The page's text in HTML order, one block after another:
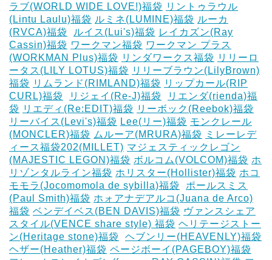
ラブ(WORLD WIDE LOVE!)福袋 リントゥラウル
(Lintu Laulu)福袋 ルミネ(LUMINE)福袋 ルーカ
(RVCA)福袋
ルイス(Lui's)福袋 レイカズン(Ray
Cassin)福袋 ワークマン福袋 ワークマン プラス
(WORKMAN Plus)福袋 リンダワークス福袋 リリーロ
ータス(LILY LOTUS)福袋 リリーブラウン(LilyBrown)
福袋 リムランド(RIMLAND)福袋 リップカール(RIP
CURL)福袋
リジェイ(Re-J)福袋
リエンダ(rienda)福
袋 リエディ(Re:EDIT)福袋 リーボック(Reebok)福袋
リーバイス(Levi's)福袋 Lee(リー)福袋 モンクレール
(MONCLER)福袋 ムルーア(MRURA)福袋
ミレーレデ
ィース福袋202(MILLET) マジェスティックレゴン
(MAJESTIC LEGON)福袋 ボルコム(VOLCOM)福袋 ホ
リゾンタルライン福袋 ホリスター(Hollister)福袋 ホコ
モモラ(Jocomomola de sybilla)福袋
ポールスミス
(Paul Smith)福袋 ホォアナデアルコ(Juana de Arco)
福袋 ベンデイベス(BEN DAVIS)福袋 ヴァンスシェア
スタイル(VENCE share style) 福袋 ヘリテージストー
ン(Heritage stone)福袋
ヘブンリー(HEAVENLY)福袋
ヘザー(Heather)福袋 ページボーイ(PAGEBOY)福袋